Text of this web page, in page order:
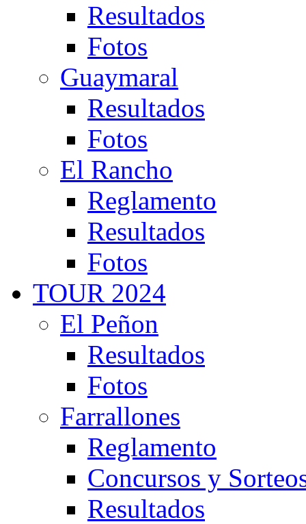
Resultados
Fotos
Guaymaral
Resultados
Fotos
El Rancho
Reglamento
Resultados
Fotos
TOUR 2024
El Peñon
Resultados
Fotos
Farrallones
Reglamento
Concursos y
Resultados